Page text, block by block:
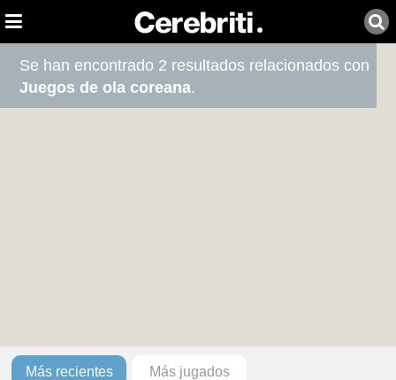
Se han encontrado 2 resultados relacionados con
Juegos de ola coreana.
Más recientes Más jugados